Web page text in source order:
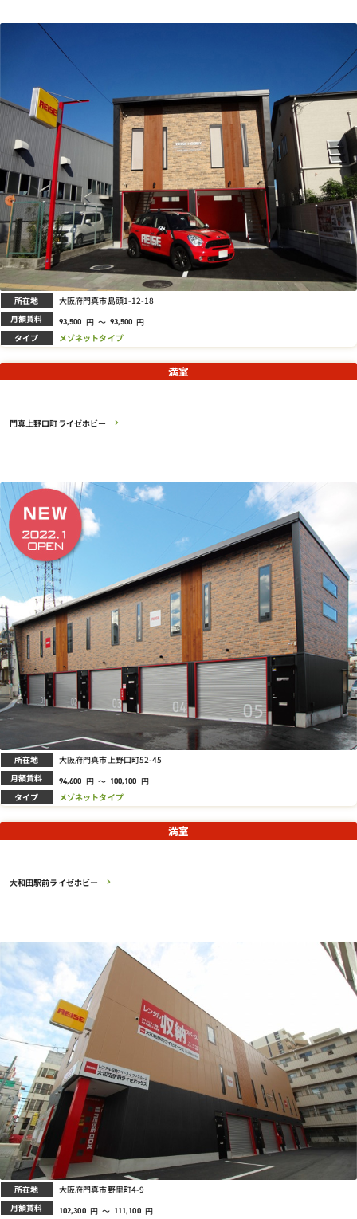
所在地 大阪府門真市島頭1-12-18
月額賃料 93,500 円 ～ 93,500 円
タイプ メゾネットタイプ
門真上野口町ライゼホビー
満室
所在地 大阪府門真市上野口町52-45
月額賃料 94,600 円 ～ 100,100 円
タイプ メゾネットタイプ
大和田駅前ライゼホビー
満室
所在地 大阪府門真市野里町4-9
月額賃料 102,300 円 ～ 111,100 円